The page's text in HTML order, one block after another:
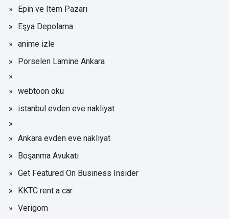
Epin ve Item Pazarı
Eşya Depolama
anime izle
Porselen Lamine Ankara
webtoon oku
istanbul evden eve nakliyat
Ankara evden eve nakliyat
Boşanma Avukatı
Get Featured On Business Insider
KKTC rent a car
Verigom